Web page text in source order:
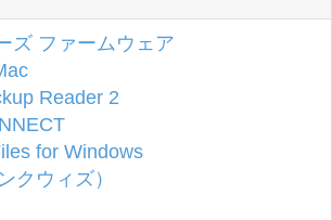
ズ ファームウェア
Reader 2
for Windows
クウィズ）